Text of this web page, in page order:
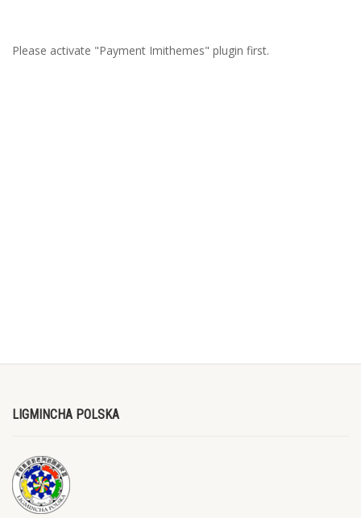
Please activate "Payment Imithemes" plugin first.
LIGMINCHA POLSKA